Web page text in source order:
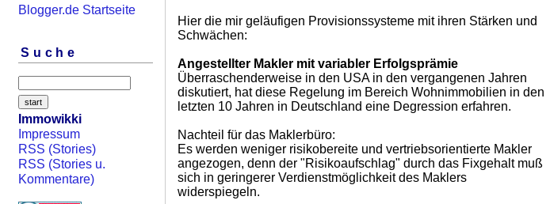
Blogger.de Startseite
Suche
Immowikki
Impressum
RSS (Stories)
RSS (Stories u.
Kommentare)
Hier die mir geläufigen Provisionssysteme mit ihren Stärken und
Schwächen:
Angestellter Makler mit variabler Erfolgsprämie
Überraschenderweise in den USA in den vergangenen Jahren
diskutiert, hat diese Regelung im Bereich Wohnimmobilien in den
letzten 10 Jahren in Deutschland eine Degression erfahren.
Nachteil für das Maklerbüro:
Es werden weniger risikobereite und vertriebsorientierte Makler
angezogen, denn der "Risikoaufschlag" durch das Fixgehalt muß
sich in geringerer Verdienstmöglichkeit des Maklers
widerspiegeln.